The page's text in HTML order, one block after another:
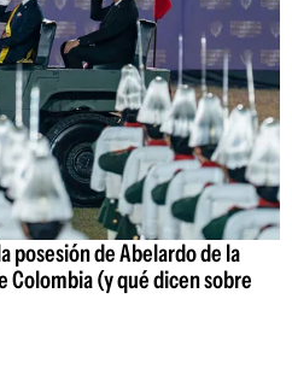
posesión de Abelardo de la
Colombia (y qué dicen sobre